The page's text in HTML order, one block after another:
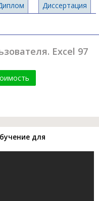
Диссертация
Excel 97
для